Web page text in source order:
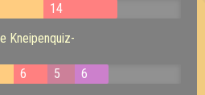
14
Kneipenquiz-
6 5
6